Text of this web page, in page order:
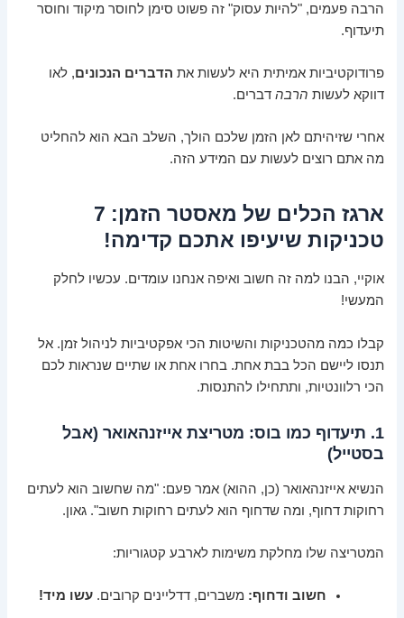
הרבה פעמים, "להיות עסוק" זה פשוט סימן לחוסר מיקוד וחוסר
תיעדוף.
פרודוקטיביות אמיתית היא לעשות את הדברים הנכונים, לאו
דווקא לעשות הרבה דברים.
אחרי שזיהיתם לאן הזמן שלכם הולך, השלב הבא הוא להחליט
מה אתם רוצים לעשות עם המידע הזה.
ארגז הכלים של מאסטר הזמן: 7
טכניקות שיעיפו אתכם קדימה!
אוקיי, הבנו למה זה חשוב ואיפה אנחנו עומדים. עכשיו לחלק
המעשי!
קבלו כמה מהטכניקות והשיטות הכי אפקטיביות לניהול זמן. אל
תנסו ליישם הכל בבת אחת. בחרו אחת או שתיים שנראות לכם
הכי רלוונטיות, ותתחילו להתנסות.
1. תיעדוף כמו בוס: מטריצת אייזנהאואר (אבל
בסטייל)
הנשיא אייזנהאואר (כן, ההוא) אמר פעם: "מה שחשוב הוא לעתים
רחוקות דחוף, ומה שדחוף הוא לעתים רחוקות חשוב". גאון.
המטריצה שלו מחלקת משימות לארבע קטגוריות:
חשוב ודחוף: משברים, דדליינים קרובים.עשו מיד!